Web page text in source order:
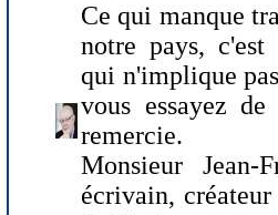
Ce qui manque
notre pays,
qui n'implique
vous essayez
remercie.
Monsieur Jean-
écrivain,